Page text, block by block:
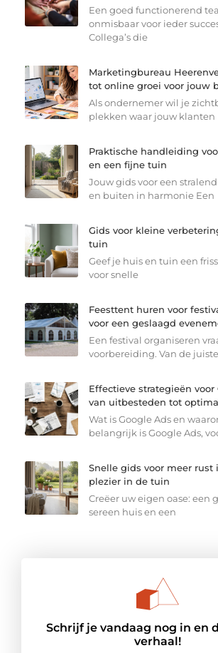
Een goed functionerend
onmisbaar voor ieder
Collega’s die
Marketingbureau
tot online groei voor jouw
Als ondernemer wil je
plekken waar jouw klanten
Praktische handleiding
en een fijne tuin
Jouw gids voor een
en buiten in harmonie Een
Gids voor kleine
tuin
Geef je huis en tuin een
voor snelle
Feesttent huren voor
voor een geslaagd
Een festival organiseren
voorbereiding. Van de
Effectieve strategieën voor
van uitbesteden tot
Wat is Google Ads en
belangrijk is Google Ads,
Snelle gids voor meer rust
plezier in de tuin
Creëer uw eigen oase: een
sereen huis en een
Schrijf je vandaag nog in en
verhaal!